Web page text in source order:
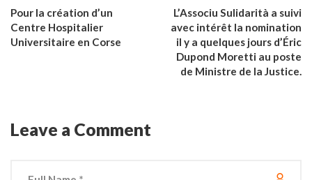
Pour la création d’un
Centre Hospitalier
Universitaire en Corse
L’Associu Sulidarità a suivi
avec intérêt la nomination
il y a quelques jours d’Éric
Dupond Moretti au poste
de Ministre de la Justice.
Leave a Comment